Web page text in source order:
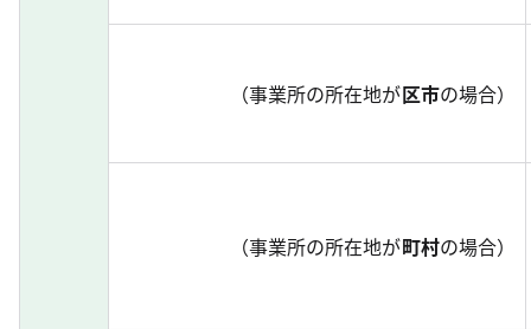
（事業所の所在地が区市の場合）
（事業所の所在地が町村の場合）